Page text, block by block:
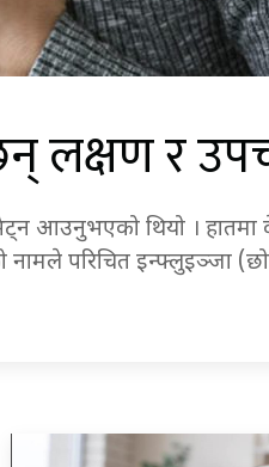
लक्षण र
आउनुभएको थियो । हातमा
नामले परिचित इन्फ्लुइञ्जा